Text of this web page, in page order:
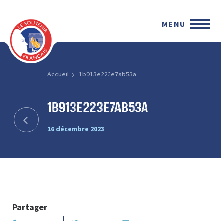
MENU
Accueil 1b913e223e7ab53a
1b913e223e7ab53a
16 décembre 2023
Partager